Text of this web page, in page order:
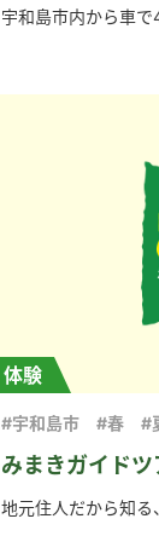
宇和島市内から車で
体験
みまきガイドツ
#宇和島市 #春 #
地元住人だから知る